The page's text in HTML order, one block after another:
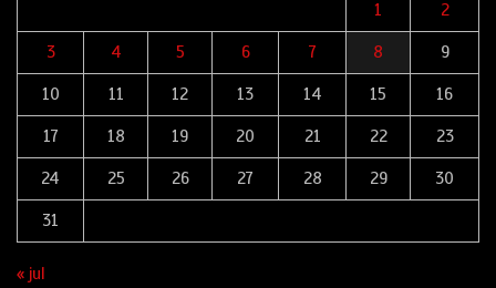
1 2
3 4 5 6 7 8 9
10 11 12 13 14 15 16
17 18 19 20 21 22 23
24 25 26 27 28 29 30
31
« jul